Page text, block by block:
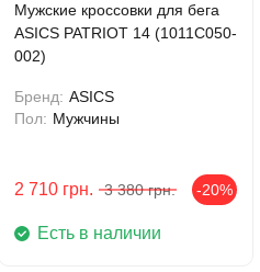
Мужские кроссовки для бега
ASICS PATRIOT 14 (1011C050-
002)
Бренд: ASICS
Пол: Мужчины
2 710 грн. 3 380 грн. -20%
Есть в наличии